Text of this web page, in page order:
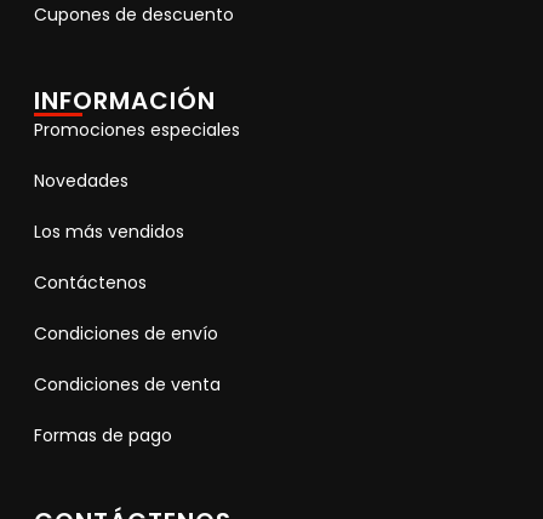
Cupones de descuento
INFORMACIÓN
Promociones especiales
Novedades
Los más vendidos
Contáctenos
Condiciones de envío
Condiciones de venta
Formas de pago